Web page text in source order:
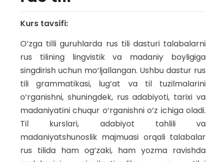
Kurs tavsifi:
O‘zga tilli guruhlarda rus tili dasturi talabalarni
rus tilining lingvistik va madaniy boyligiga
singdirish uchun mo‘ljallangan. Ushbu dastur rus
tili grammatikasi, lug‘at va til tuzilmalarini
o‘rganishni, shuningdek, rus adabiyoti, tarixi va
madaniyatini chuqur o‘rganishni o‘z ichiga oladi.
Til kurslari, adabiyot tahlili va
madaniyatshunoslik majmuasi orqali talabalar
rus tilida ham og‘zaki, ham yozma ravishda